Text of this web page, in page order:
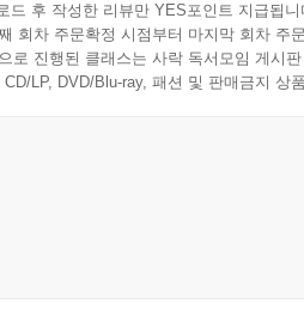
드 후 작성한 리뷰만 YES포인트 지급됩니
회차 주문확정 시점부터 마지막 회차 주
로 진행된 클래스는 사락 독서모임 게시
LP, DVD/Blu-ray, 패션 및 판매금지 상